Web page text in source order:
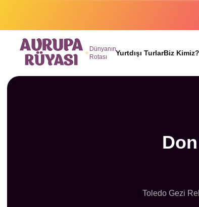
Dünyanın
Rotası
Yurtdışı TurlarBiz Kimiz?
Toledo Gezi